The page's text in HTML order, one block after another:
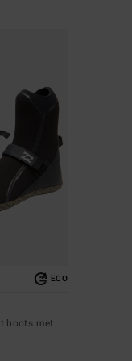
ECO
boots met